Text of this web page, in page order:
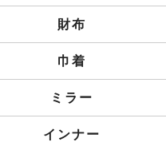
財布
巾着
ミラー
インナー